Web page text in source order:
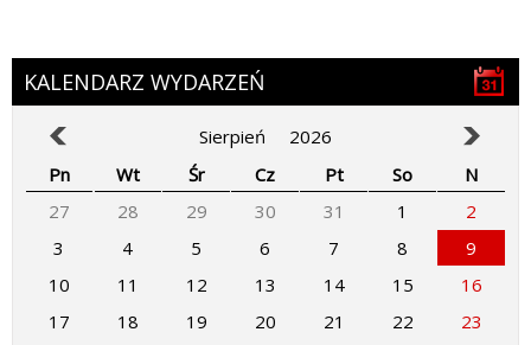
KALENDARZ WYDARZEŃ
Sierpień
2026
Pn
Wt Śr Cz Pt So
N
27
28 29 30 31 1
2
3
4 5 6 7 8
9
10
11 12 13 14 15
16
17
18 19 20 21 22
23